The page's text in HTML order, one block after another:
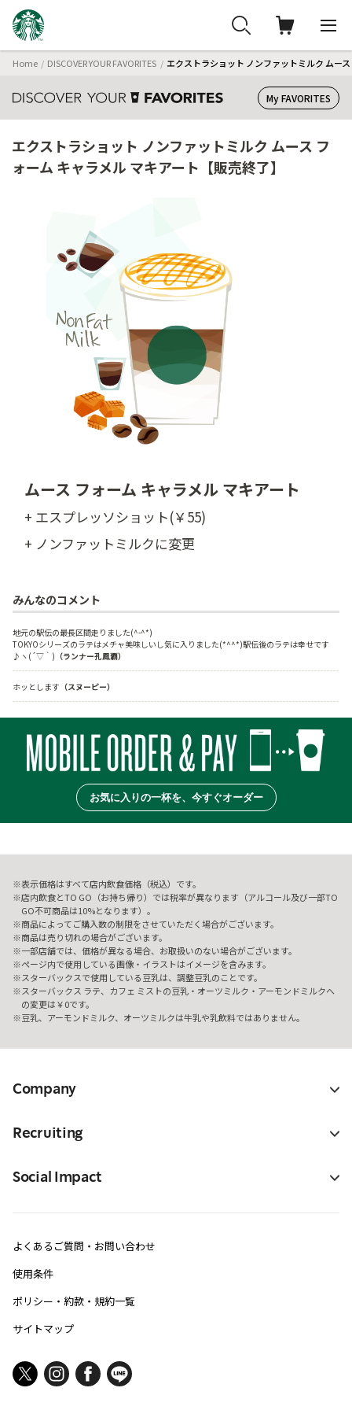
Home DISCOVER YOUR FAVORITES エクストラショット ノンファットミルク ムー
My FAVORITES
エクストラショット ノンファットミルク ムース フ
ォーム キャラメル マキアート【販売終了】
ムース フォーム キャラメル マキアート
+ エスプレッソショット(￥55)
+ ノンファットミルクに変更
みんなのコメント
地元の駅伝の最長区間走りました(^-^*)
TOKYOシリーズのラテはメチャ美味しいし気に入りました(*^^*)駅伝後のラテは幸せです
♪ヽ(´▽｀) （ランナー孔鳳覇）
ホッとします （スヌーピー）
お気に入りの一杯を、今すぐオーダー
表示価格はすべて店内飲食価格（税込）です。
店内飲食とTO GO（お持ち帰り）では税率が異なります（アルコール及び一部TO
GO不可商品は10%となります）。
商品によってご購入数の制限をさせていただく場合がございます。
商品は売り切れの場合がございます。
一部店舗では、価格が異なる場合、お取扱いのない場合がございます。
ページ内で使用している画像・イラストはイメージを含みます。
スターバックスで使用している豆乳は、調整豆乳のことです。
スターバックス ラテ、カフェ ミストの豆乳・オーツミルク・アーモンドミルクへ
の変更は￥0です。
豆乳、アーモンドミルク、オーツミルクは牛乳や乳飲料ではありません。
Company
Recruiting
Social Impact
よくあるご質問・お問い合わせ
使用条件
ポリシー・約款・規約一覧
サイトマップ